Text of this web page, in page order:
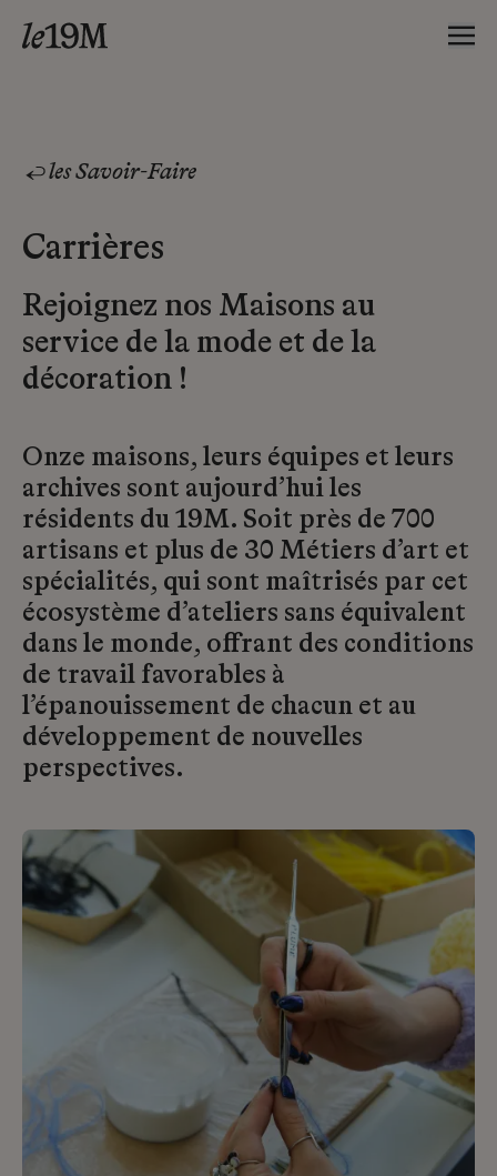
les Savoir-Faire
Carrières
Rejoignez nos Maisons au
service de la mode et de la
décoration !
Onze maisons, leurs équipes et leurs
archives sont aujourd’hui les
résidents du 19M. Soit près de 700
artisans et plus de 30 Métiers d’art et
spécialités, qui sont maîtrisés par cet
écosystème d’ateliers sans équivalent
dans le monde, offrant des conditions
de travail favorables à
l’épanouissement de chacun et au
développement de nouvelles
perspectives.